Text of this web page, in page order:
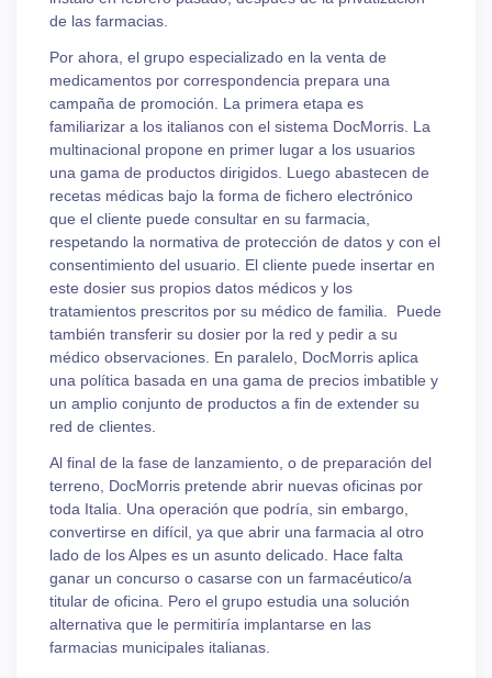
de las farmacias.
Por ahora, el grupo especializado en la venta de
medicamentos por correspondencia prepara una
campaña de promoción. La primera etapa es
familiarizar a los italianos con el sistema DocMorris. La
multinacional propone en primer lugar a los usuarios
una gama de productos dirigidos. Luego abastecen de
recetas médicas bajo la forma de fichero electrónico
que el cliente puede consultar en su farmacia,
respetando la normativa de protección de datos y con el
consentimiento del usuario. El cliente puede insertar en
este dosier sus propios datos médicos y los
tratamientos prescritos por su médico de familia. Puede
también transferir su dosier por la red y pedir a su
médico observaciones. En paralelo, DocMorris aplica
una política basada en una gama de precios imbatible y
un amplio conjunto de productos a fin de extender su
red de clientes.
Al final de la fase de lanzamiento, o de preparación del
terreno, DocMorris pretende abrir nuevas oficinas por
toda Italia. Una operación que podría, sin embargo,
convertirse en difícil, ya que abrir una farmacia al otro
lado de los Alpes es un asunto delicado. Hace falta
ganar un concurso o casarse con un farmacéutico/a
titular de oficina. Pero el grupo estudia una solución
alternativa que le permitiría implantarse en las
farmacias municipales italianas.